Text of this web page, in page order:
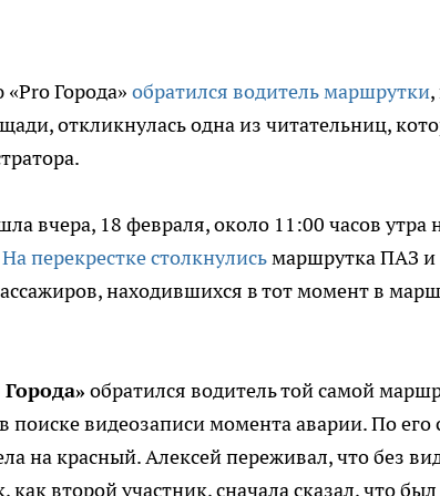
Города» обратился водитель маршрутки
откликнулась одна из читательниц,
вчера, 18 февраля, около 11:00 часов утра
На перекрестке столкнулисьмаршрутка ПАЗ и
находившихся в тот момент в
обратился водитель той самой
видеозаписи момента аварии. По его
на красный. Алексей переживал, что без
второй участник, сначала сказал, что